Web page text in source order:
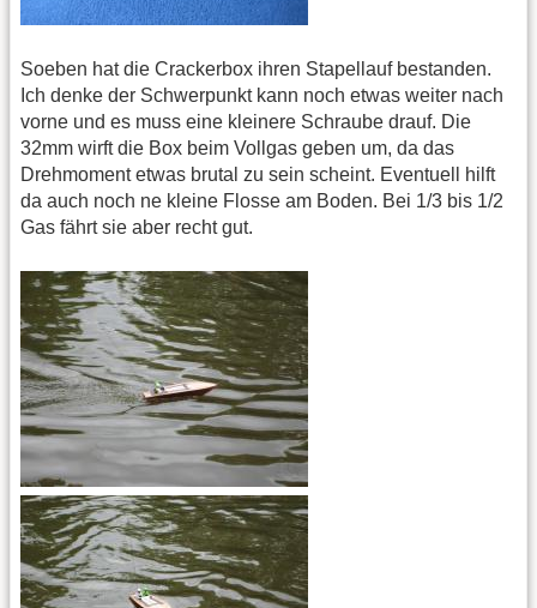
Soeben hat die Crackerbox ihren Stapellauf bestanden.
Ich denke der Schwerpunkt kann noch etwas weiter nach
vorne und es muss eine kleinere Schraube drauf. Die
32mm wirft die Box beim Vollgas geben um, da das
Drehmoment etwas brutal zu sein scheint. Eventuell hilft
da auch noch ne kleine Flosse am Boden. Bei 1/3 bis 1/2
Gas fährt sie aber recht gut.